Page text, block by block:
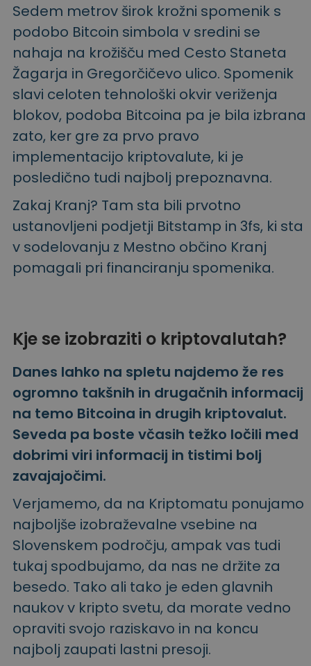
Sedem metrov širok krožni spomenik s
podobo Bitcoin simbola v sredini se
nahaja na krožišču med Cesto Staneta
Žagarja in Gregorčičevo ulico. Spomenik
slavi celoten tehnološki okvir veriženja
blokov, podoba Bitcoina pa je bila izbrana
zato, ker gre za prvo pravo
implementacijo kriptovalute, ki je
posledično tudi najbolj prepoznavna.
Zakaj Kranj? Tam sta bili prvotno
ustanovljeni podjetji Bitstamp in 3fs, ki sta
v sodelovanju z Mestno občino Kranj
pomagali pri financiranju spomenika.
Kje se izobraziti o kriptovalutah?
Danes lahko na spletu najdemo že res
ogromno takšnih in drugačnih informacij
na temo Bitcoina in drugih kriptovalut.
Seveda pa boste včasih težko ločili med
dobrimi viri informacij in tistimi bolj
zavajajočimi.
Verjamemo, da na Kriptomatu ponujamo
najboljše izobraževalne vsebine na
Slovenskem področju, ampak vas tudi
tukaj spodbujamo, da nas ne držite za
besedo. Tako ali tako je eden glavnih
naukov v kripto svetu, da morate vedno
opraviti svojo raziskavo in na koncu
najbolj zaupati lastni presoji.